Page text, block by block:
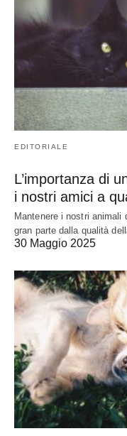
EDITORIALE
L’importanza di
i nostri amici a
Mantenere i nostri
gran parte dalla qualità
30 Maggio 2025